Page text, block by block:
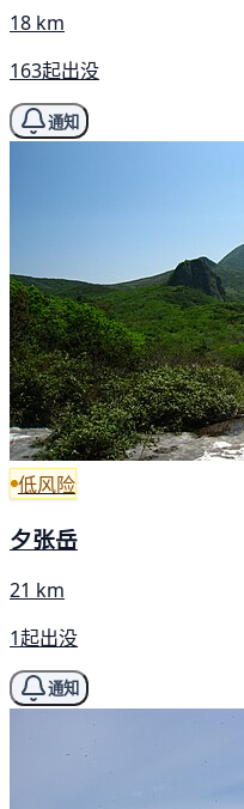
18 km
163起出没
通知
低风险
夕张岳
21 km
1起出没
通知